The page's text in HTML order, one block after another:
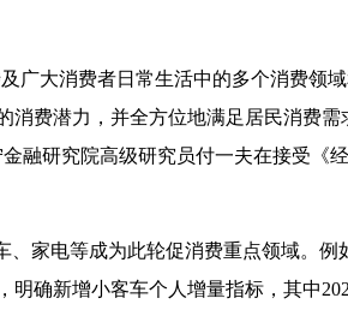
广大消费者日常生活中的多个消费领
消费潜力，并全方位地满足居民消费
融研究院高级研究员付一夫在接受《
、家电等成为此轮促消费重点领域。例
明确新增小客车个人增量指标，其中